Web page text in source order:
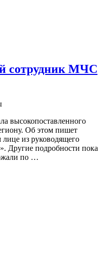
сотрудник МЧС
высокопоставленного
Об этом пишет
из руководящего
Другие подробности пока
по …